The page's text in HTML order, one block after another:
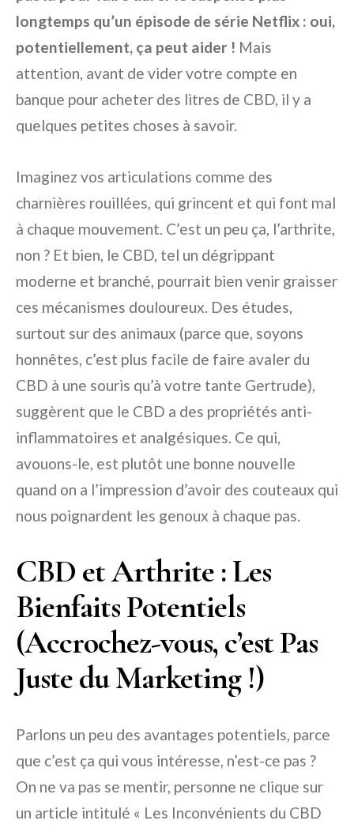
longtemps qu’un épisode de série Netflix : oui,
potentiellement, ça peut aider ! Mais
attention, avant de vider votre compte en
banque pour acheter des litres de CBD, il y a
quelques petites choses à savoir.
Imaginez vos articulations comme des
charnières rouillées, qui grincent et qui font mal
à chaque mouvement. C’est un peu ça, l’arthrite,
non ? Et bien, le CBD, tel un dégrippant
moderne et branché, pourrait bien venir graisser
ces mécanismes douloureux. Des études,
surtout sur des animaux (parce que, soyons
honnêtes, c’est plus facile de faire avaler du
CBD à une souris qu’à votre tante Gertrude),
suggèrent que le CBD a des propriétés anti-
inflammatoires et analgésiques. Ce qui,
avouons-le, est plutôt une bonne nouvelle
quand on a l’impression d’avoir des couteaux qui
nous poignardent les genoux à chaque pas.
CBD et Arthrite : Les
Bienfaits Potentiels
(Accrochez-vous, c’est Pas
Juste du Marketing !)
Parlons un peu des avantages potentiels, parce
que c’est ça qui vous intéresse, n’est-ce pas ?
On ne va pas se mentir, personne ne clique sur
un article intitulé « Les Inconvénients du CBD